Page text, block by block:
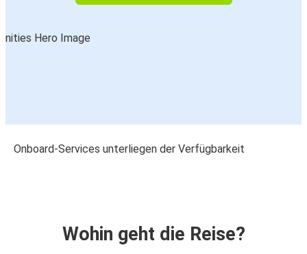
Onboard-Services unterliegen der Verfügbarkeit
Wohin geht die Reise?